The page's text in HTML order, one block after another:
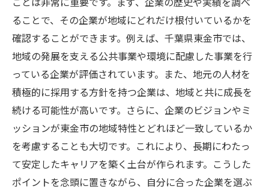
ることで、その企業が地域にどれだけ根付いているかを
確認することができます。例えば、千葉県東金市では、
地域の発展を支える公共事業や環境に配慮した事業を行
っている企業が評価されています。また、地元の人材を
積極的に採用する方針を持つ企業は、地域と共に成長を
続ける可能性が高いです。さらに、企業のビジョンやミ
ッションが東金市の地域特性とどれほど一致しているか
を考慮することも大切です。これにより、長期にわたっ
て安定したキャリアを築く土台が作られます。こうした
ポイントを念頭に置きながら、自分に合った企業を選ぶ